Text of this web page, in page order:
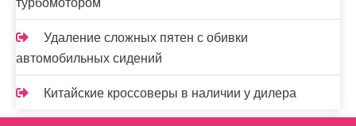
турбомотором
Удаление сложных пятен с обивки
автомобильных сидений
Китайские кроссоверы в наличии у дилера